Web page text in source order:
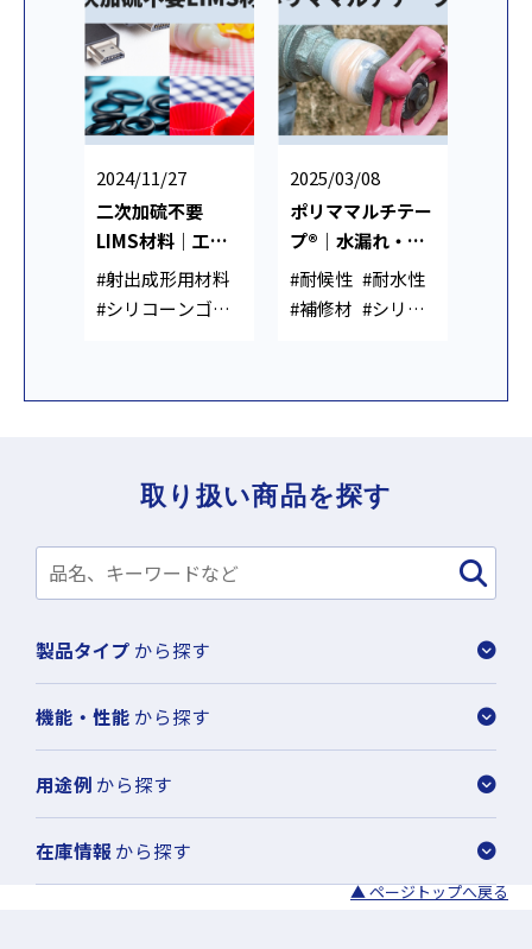
取り扱い商品を探す
製品タイプ から探す
機能・性能 から探す
用途例 から探す
在庫情報 から探す
2024/11/27
二次加硫不要
LIMS材料｜工程
短縮・CO₂削減・
省エネを実現
#射出成形用材料
#シリコーンゴム
2025/03/08
ポリママルチテー
プ®｜水漏れ・配
管補修用 シリコー
ン補修テープ
#耐候性 #耐水性
#補修材 #シリコ
▲ ページトップへ戻る